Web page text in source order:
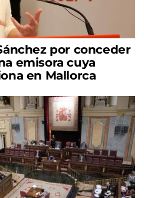
por conceder
emisora cuya
en Mallorca